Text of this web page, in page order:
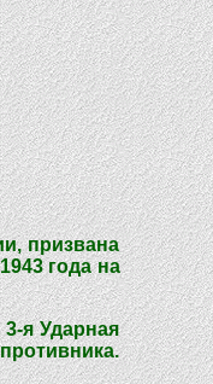
призвана
года на
я Ударная